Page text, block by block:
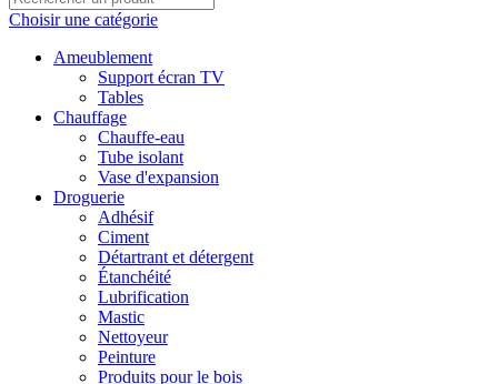
Choisir une catégorie
Ameublement
Support écran TV
Tables
Chauffage
Chauffe-eau
Tube isolant
Vase d'expansion
Droguerie
Adhésif
Ciment
Détartrant et détergent
Étanchéité
Lubrification
Mastic
Nettoyeur
Peinture
Produits pour le bois